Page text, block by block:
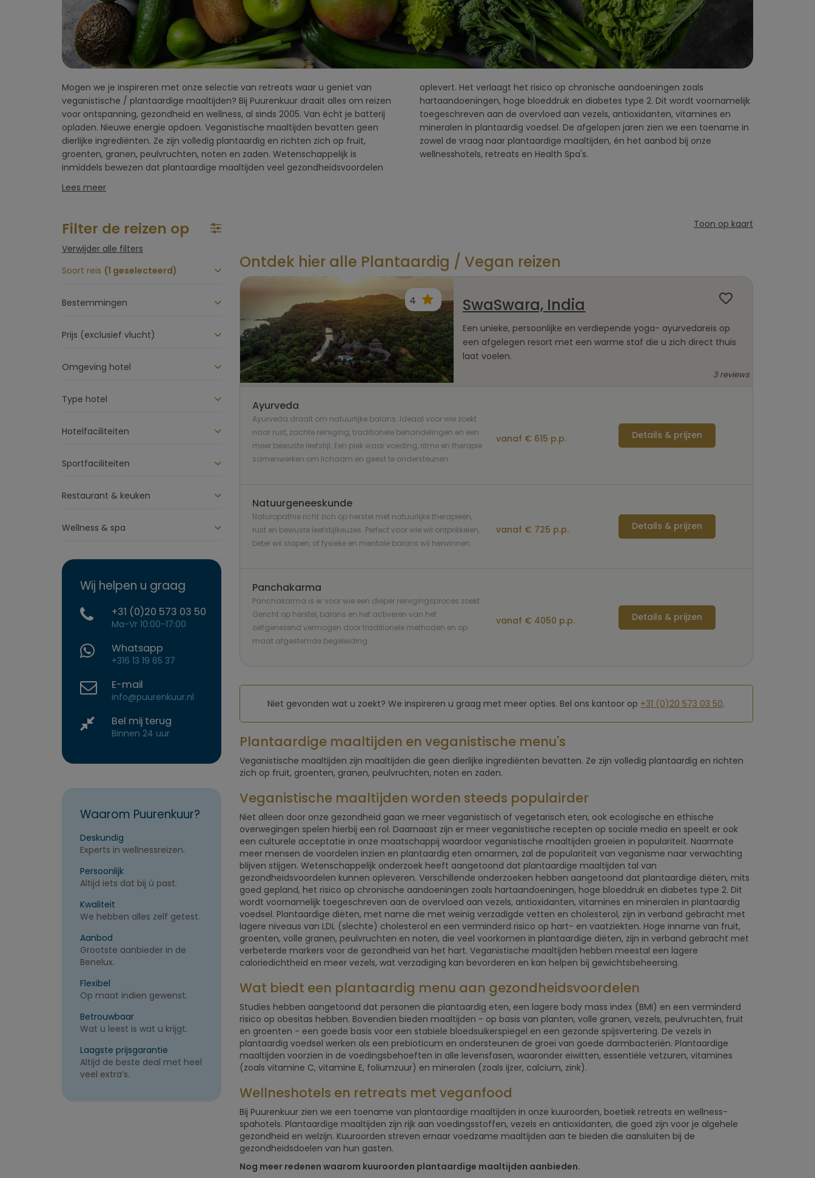
Mogen we je inspireren met onze selectie van retreats waar u geniet van
veganistische / plantaardige maaltijden? Bij Puurenkuur draait alles om reizen
voor ontspanning, gezondheid en wellness, al sinds 2005. Van écht je batterij
opladen. Nieuwe energie opdoen. Veganistische maaltijden bevatten geen
dierlijke ingrediënten. Ze zijn volledig plantaardig en richten zich op fruit,
groenten, granen, peulvruchten, noten en zaden. Wetenschappelijk is
inmiddels bewezen dat plantaardige maaltijden veel gezondheidsvoordelen
oplevert. Het verlaagt het risico op chronische aandoeningen zoals
hartaandoeningen, hoge bloeddruk en diabetes type 2. Dit wordt voornamelijk
toegeschreven aan de overvloed aan vezels, antioxidanten, vitamines en
mineralen in plantaardig voedsel. De afgelopen jaren zien we een toename in
zowel de vraag naar plantaardige maaltijden, én het aanbod bij onze
wellnesshotels, retreats en Health Spa's.
Lees meer
Hotelfaciliteiten
Sportfaciliteiten
Restaurant &
Filter de reizen op
Verwijder alle filters
Soort reis (1 geselecteerd)
Bestemmingen
Prijs (exclusief vlucht)
Omgeving hotel
Type hotel
Hotelfaciliteiten
Sportfaciliteiten
Restaurant & keuken
Wellness & spa
Wij helpen u graag
+31 (0)20 573 03 50
Ma-Vr 10:00-17:00
Whatsapp
+316 13 19 65 37
E-mail
info@puurenkuur.nl
Bel mij terug
Binnen 24 uur
Waarom Puurenkuur?
Deskundig
Experts in wellnessreizen.
Persoonlijk
Altijd iets dat bij ú past.
Kwaliteit
We hebben alles zelf getest.
Aanbod
Grootste aanbieder in de
Benelux.
Flexibel
Op maat indien gewenst.
Betrouwbaar
Wat u leest is wat u krijgt.
Laagste prijsgarantie
Altijd de beste deal met heel
veel extra’s.
Toon op kaart
Ontdek hier alle Plantaardig / Vegan reizen
4 SwaSwara, India
Een unieke, persoonlijke en verdiepende yoga- ayurvedareis op
een afgelegen resort met een warme staf die u zich direct thuis
laat voelen.
3 reviews
Ayurveda
Ayurveda draait om natuurlijke balans. Ideaal voor wie zoekt
naar rust, zachte reiniging, traditionele behandelingen en een
meer bewuste leefstijl. Een plek waar voeding, ritme en therapie
samenwerken om lichaam en geest te ondersteunen.
vanaf € 615 p.p. Details & prijzen
Natuurgeneeskunde
Naturopathie richt zich op herstel met natuurlijke therapieën,
rust en bewuste leefstijlkeuzes. Perfect voor wie wil ontprikkelen,
beter wil slapen, of fysieke en mentale balans wil herwinnen.
vanaf € 725 p.p. Details & prijzen
Panchakarma
Panchakarma is er voor wie een dieper reinigingsproces zoekt.
Gericht op herstel, balans en het activeren van het
zelfgenezend vermogen door traditionele methoden en op
maat afgestemde begeleiding.
vanaf € 4050 p.p. Details & prijzen
Niet gevonden wat u zoekt? We inspireren u graag met meer opties. Bel ons kantoor op +31 (0)20 573 03 50.
Plantaardige maaltijden en veganistische menu's
Veganistische maaltijden zijn maaltijden die geen dierlijke ingrediënten bevatten. Ze zijn volledig plantaardig en richten
zich op fruit, groenten, granen, peulvruchten, noten en zaden.
Veganistische maaltijden worden steeds populairder
Niet alleen door onze gezondheid gaan we meer veganistisch of vegetarisch eten, ook ecologische en ethische
overwegingen spelen hierbij een rol. Daarnaast zijn er meer veganistische recepten op sociale media en speelt er ook
een culturele acceptatie in onze maatschappij waardoor veganistische maaltijden groeien in populariteit. Naarmate
meer mensen de voordelen inzien en plantaardig eten omarmen, zal de populariteit van veganisme naar verwachting
blijven stijgen. Wetenschappelijk onderzoek heeft aangetoond dat plantaardige maaltijden tal van
gezondheidsvoordelen kunnen opleveren. Verschillende onderzoeken hebben aangetoond dat plantaardige diëten, mits
goed gepland, het risico op chronische aandoeningen zoals hartaandoeningen, hoge bloeddruk en diabetes type 2. Dit
wordt voornamelijk toegeschreven aan de overvloed aan vezels, antioxidanten, vitamines en mineralen in plantaardig
voedsel. Plantaardige diëten, met name die met weinig verzadigde vetten en cholesterol, zijn in verband gebracht met
lagere niveaus van LDL (slechte) cholesterol en een verminderd risico op hart- en vaatziekten. Hoge inname van fruit,
groenten, volle granen, peulvruchten en noten, die veel voorkomen in plantaardige diëten, zijn in verband gebracht met
verbeterde markers voor de gezondheid van het hart. Veganistische maaltijden hebben meestal een lagere
caloriedichtheid en meer vezels, wat verzadiging kan bevorderen en kan helpen bij gewichtsbeheersing.
Wat biedt een plantaardig menu aan gezondheidsvoordelen
Studies hebben aangetoond dat personen die plantaardig eten, een lagere body mass index (BMI) en een verminderd
risico op obesitas hebben. Bovendien bieden maaltijden - op basis van planten, volle granen, vezels, peulvruchten, fruit
en groenten - een goede basis voor een stabiele bloedsuikerspiegel en een gezonde spijsvertering. De vezels in
plantaardig voedsel werken als een prebioticum en ondersteunen de groei van goede darmbacteriën. Plantaardige
maaltijden voorzien in de voedingsbehoeften in alle levensfasen, waaronder eiwitten, essentiële vetzuren, vitamines
(zoals vitamine C, vitamine E, foliumzuur) en mineralen (zoals ijzer, calcium, zink).
Wellneshotels en retreats met veganfood
Bij Puurenkuur zien we een toename van plantaardige maaltijden in onze kuuroorden, boetiek retreats en wellness-
spahotels. Plantaardige maaltijden zijn rijk aan voedingsstoffen, vezels en antioxidanten, die goed zijn voor je algehele
gezondheid en welzijn. Kuuroorden streven ernaar voedzame maaltijden aan te bieden die aansluiten bij de
gezondheidsdoelen van hun gasten.
Nog meer redenen waarom kuuroorden plantaardige maaltijden aanbieden.